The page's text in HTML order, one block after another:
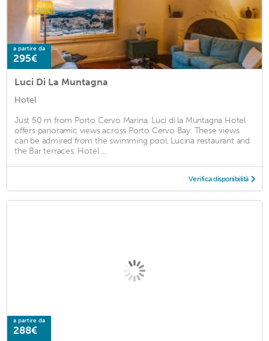
a partire da
295€
Luci Di La Muntagna
Hotel
Just 50 m from Porto Cervo Marina, Luci di la Muntagna Hotel
offers panoramic views across Porto Cervo Bay. These views
can be admired from the swimming pool, Lucina restaurant and
the Bar terraces. Hotel ...
Verifica disponibilità
a partire da
288€